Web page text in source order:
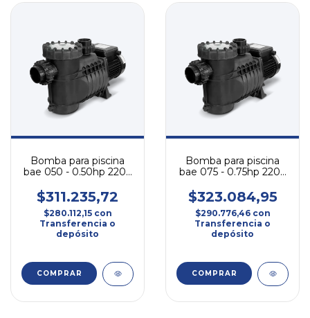
Bomba para piscina
bae 050 - 0.50hp 220v
$311.235,72
$280.112,15 con
Transferencia o
depósito
Bomba para piscina
bae 075 - 0.75hp 220v
$323.084,95
$290.776,46 con
Transferencia o
depósito